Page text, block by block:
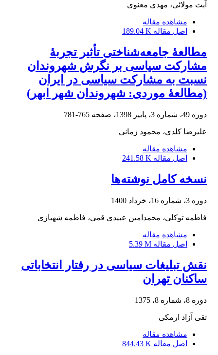
آیت مولائی، مهدی معنوی
مشاهده مقاله
اصل مقاله 189.04 K
مطالعۀ جامعه‌شناختی تأثیر تجربۀ
مشارکت سیاسی بر نگرش شهروندان
نسبت به مشارکت سیاسی در ایران
(مطالعۀ موردی: شهروندان شهر ابهر)
دوره 49، شماره 3، پاییز 1398، صفحه 765-781
علیرضا کلدی، محمود زمانی
مشاهده مقاله
اصل مقاله 241.58 K
نسخه کامل نوشته‌ها
دوره 3، شماره 16، خرداد 1400
فاطمه توکلی، محمدامین عبیدی قمی، فاطمه شهبازی
مشاهده مقاله
اصل مقاله 5.39 M
نقش تبلیغات سیاسی در رفتار انتخاباتی
ساکنان تهران
دوره 8، شماره 8، 1375
تقی آزاد ارمکی
مشاهده مقاله
اصل مقاله 844.43 K